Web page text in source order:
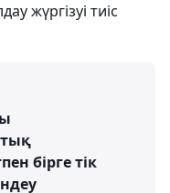
жүргізуі тиіс
бірге тік